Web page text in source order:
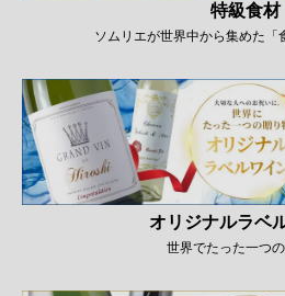
特級食材
ソムリエが世界中から集めた「
オリジナルラベ
世界でたった一つ